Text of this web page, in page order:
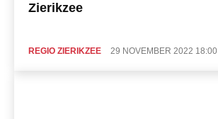
Zierikzee
REGIO ZIERIKZEE 29 NOVEMBER 2022 18:00